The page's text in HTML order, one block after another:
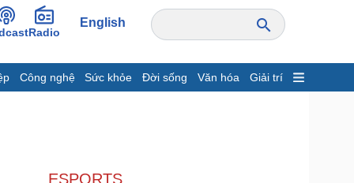
Radio
English
Công nghệ Sức khỏe Đời sống Văn hóa Giải trí
ESPORTS